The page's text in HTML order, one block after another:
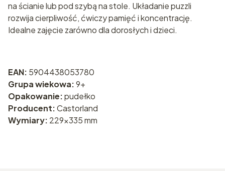
na ścianie lub pod szybą na stole. Układanie puzzli
rozwija cierpliwość, ćwiczy pamięć i koncentrację.
Idealne zajęcie zarówno dla dorosłych i dzieci.
EAN: 5904438053780
Grupa wiekowa:9+
Opakowanie:pudełko
Producent:Castorland
Wymiary: 229x335 mm